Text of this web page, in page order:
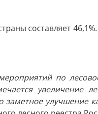
составляет
по
увеличение
заметное улучшение